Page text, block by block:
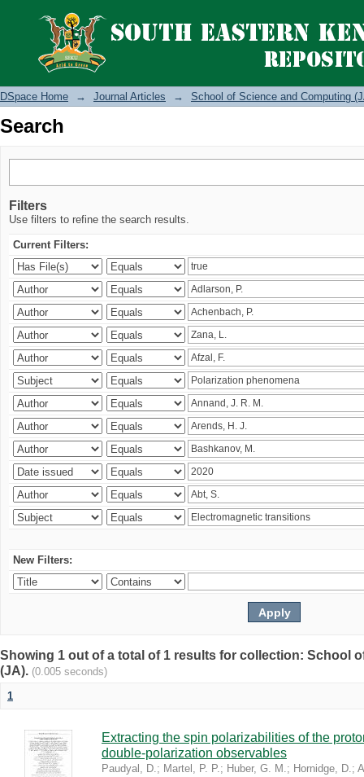
Search
DSpace Home → Journal Articles → School of Science and Computing
Search
Filters
Use filters to refine the search results.
Current Filters:
New Filters:
Showing 1 out of a total of 1 results for collection: School
(JA). (0.005 seconds)
1
Extracting the spin polarizabilities of the
double-polarization observables
Paudyal, D.; Martel, P. P.; Huber, G. M.; Hornidge, D.;